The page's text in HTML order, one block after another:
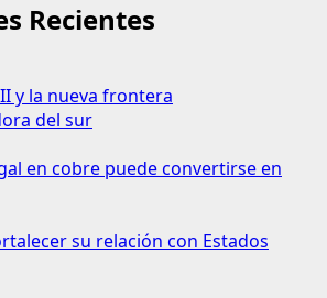
Recientes
y la nueva frontera
del sur
en cobre puede convertirse en
su relación con Estados